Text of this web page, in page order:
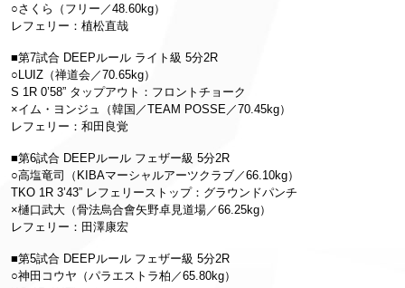
○さくら（フリー／48.60kg）
レフェリー：植松直哉
■第7試合 DEEPルール ライト級 5分2R
○LUIZ（禅道会／70.65kg）
S 1R 0’58” タップアウト：フロントチョーク
×イム・ヨンジュ（韓国／TEAM POSSE／70.45kg）
レフェリー：和田良覚
■第6試合 DEEPルール フェザー級 5分2R
○高塩竜司（KIBAマーシャルアーツクラブ／66.10kg）
TKO 1R 3’43” レフェリーストップ：グラウンドパンチ
×樋口武大（骨法烏合會矢野卓見道場／66.25kg）
レフェリー：田澤康宏
■第5試合 DEEPルール フェザー級 5分2R
○神田コウヤ（パラエストラ柏／65.80kg）